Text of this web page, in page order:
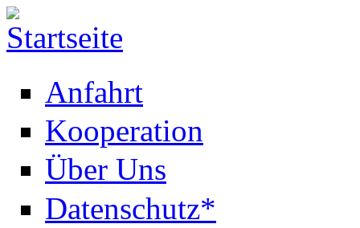
Anfahrt
Kooperation
Über Uns
Datenschutz*